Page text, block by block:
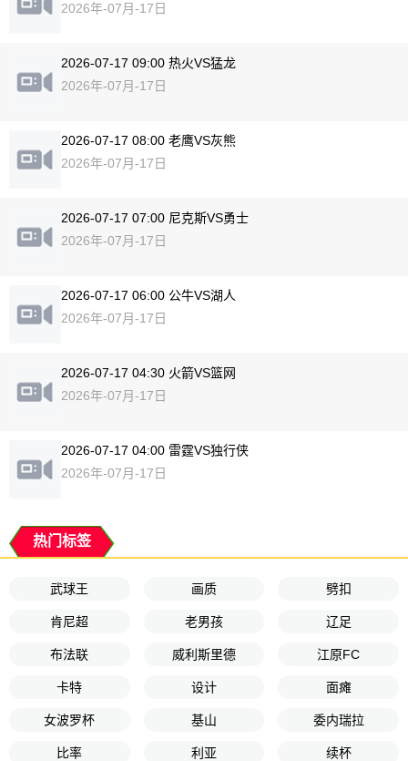
2026年-07月-17日
2026-07-17 09:00 热火VS猛龙
2026年-07月-17日
2026-07-17 08:00 老鹰VS灰熊
2026年-07月-17日
2026-07-17 07:00 尼克斯VS勇士
2026年-07月-17日
2026-07-17 06:00 公牛VS湖人
2026年-07月-17日
2026-07-17 04:30 火箭VS篮网
2026年-07月-17日
2026-07-17 04:00 雷霆VS独行侠
2026年-07月-17日
热门标签
武球王 画质 劈扣
肯尼超 老男孩 辽足
布法联 威利斯里德 江原FC
卡特 设计 面瘫
女波罗杯 基山 委内瑞拉
比率 利亚 续杯